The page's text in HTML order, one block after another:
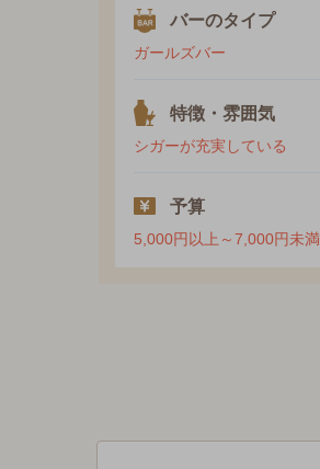
バーのタイプ
ガールズバー
特徴・雰囲気
シガーが充実している
予算
5,000円以上～7,000円未満